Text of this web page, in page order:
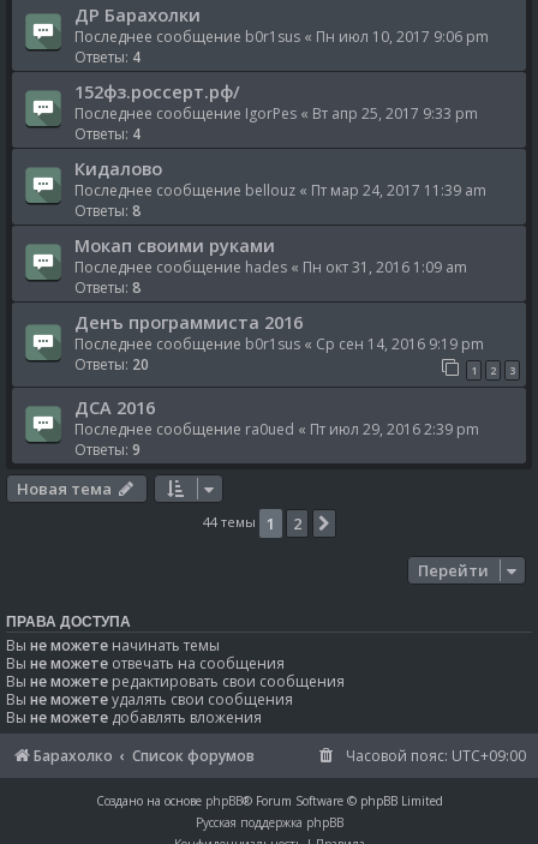
ДР Барахолки
Последнее сообщение b0r1sus « Пн июл 10, 2017 9:06 pm
Ответы: 4
152фз.россерт.рф/
Последнее сообщение IgorPes « Вт апр 25, 2017 9:33 pm
Ответы: 4
Кидалово
Последнее сообщение bellouz « Пт мар 24, 2017 11:39 am
Ответы: 8
Мокап своими руками
Последнее сообщение hades « Пн окт 31, 2016 1:09 am
Ответы: 8
Денъ программиста 2016
Последнее сообщение b0r1sus « Ср сен 14, 2016 9:19 pm
Ответы: 20 1 2 3
ДСА 2016
Последнее сообщение ra0ued « Пт июл 29, 2016 2:39 pm
Ответы: 9
Новая тема
44 темы 1 2
Перейти
ПРАВА ДОСТУПА
Вы не можете начинать темы
Вы не можете отвечать на сообщения
Вы не можете редактировать свои сообщения
Вы не можетеудалять свои сообщения
Вы не можете добавлять вложения
Барахолко
Список форумов Часовой пояс: UTC+09:00
Создано на основе phpBB® Forum Software © phpBB Limited
Русская поддержка phpBB